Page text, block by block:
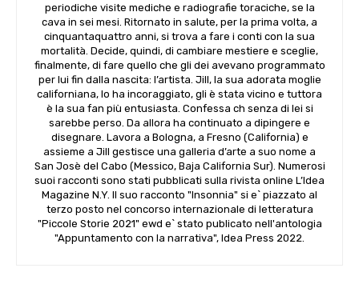
periodiche visite mediche e radiografie toraciche, se la
cava in sei mesi. Ritornato in salute, per la prima volta, a
cinquantaquattro anni, si trova a fare i conti con la sua
mortalità. Decide, quindi, di cambiare mestiere e sceglie,
finalmente, di fare quello che gli dei avevano programmato
per lui fin dalla nascita: l’artista. Jill, la sua adorata moglie
californiana, lo ha incoraggiato, gli è stata vicino e tuttora
è la sua fan più entusiasta. Confessa ch senza di lei si
sarebbe perso. Da allora ha continuato a dipingere e
disegnare. Lavora a Bologna, a Fresno (California) e
assieme a Jill gestisce una galleria d’arte a suo nome a
San Josè del Cabo (Messico, Baja California Sur). Numerosi
suoi racconti sono stati pubblicati sulla rivista online L’Idea
Magazine N.Y. Il suo racconto "Insonnia" si e` piazzato al
terzo posto nel concorso internazionale di letteratura
"Piccole Storie 2021" ewd e` stato publicato nell'antologia
"Appuntamento con la narrativa", Idea Press 2022.